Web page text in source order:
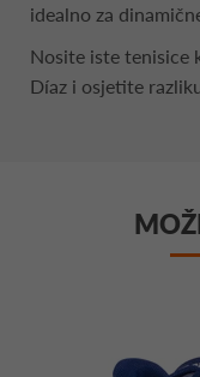
idealno za
Nosite iste tenisice
Díaz i osjetite